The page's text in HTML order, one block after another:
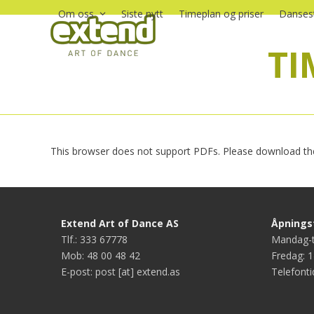
Om oss Siste nytt Timeplan og priser
This browser does not support PDFs. Please download
Extend Art of Dance AS
Tlf.: 333 67778
Mob: 48 00 48 42
E-post: post [at] extend.as
Fredag: